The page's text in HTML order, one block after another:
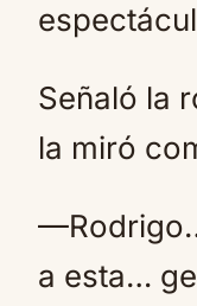
Señaló la
la miró
a esta…